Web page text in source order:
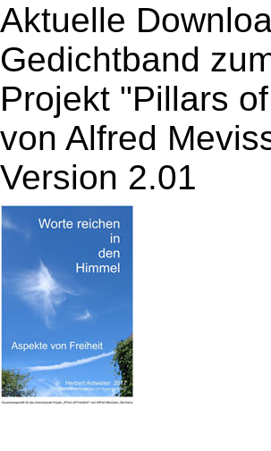
Aktuelle
Gedichtband
Projekt "Pillars
von Alfred
Version 2.01